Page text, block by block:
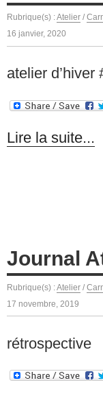
Rubrique(s) :Atelier /
16 janvier, 2020
atelier d’hiver
Lire la suite...
Journal
Rubrique(s) :Atelier /
17 novembre, 2019
rétrospective